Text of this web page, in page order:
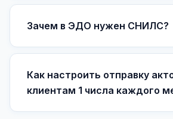
Зачем в ЭДО нужен СНИЛС?
Как настроить отправку
клиентам 1 числа каждого